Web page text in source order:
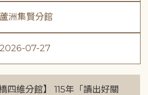
蘆洲集賢分館
2026-07-27
橋四維分館】 115年「讀出好關